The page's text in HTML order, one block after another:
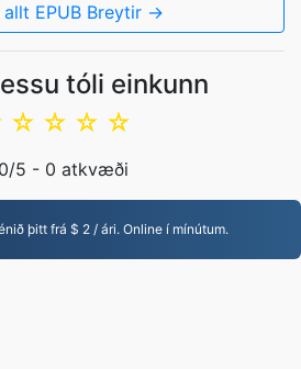
allt EPUB Breytir →
tóli einkunn
☆
☆
☆
☆
/5 - 0 atkvæði
þitt frá $ 2 / ári. Online í mínútum.